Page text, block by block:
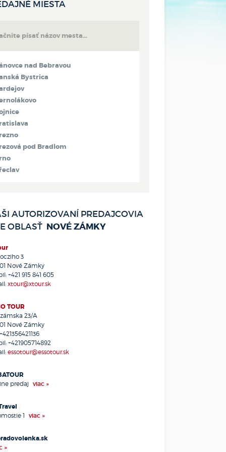
MIESTA
nad Bebravou
Bystrica
pod Bradlom
Kubín
nad Váhom
- Velčice
Nové Mesto
AUTORIZOVANÍ PREDAJCOVIA
OBLASŤ NOVÉ ZÁMKY
3
Nové Zámky
+421 915 841 605
xtour@xtour.sk
TOUR
23/A
Nové Zámky
+421356421136
+421905714892
essotour@essotour.sk
predaj viac »
1 viac »
»